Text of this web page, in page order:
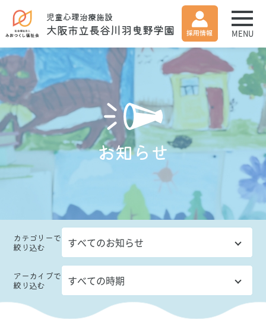
児童心理治療施設
大阪市立長谷川羽曳野学園 MENU
お知らせ
カテゴリーで
絞り込む
アーカイブで
絞り込む